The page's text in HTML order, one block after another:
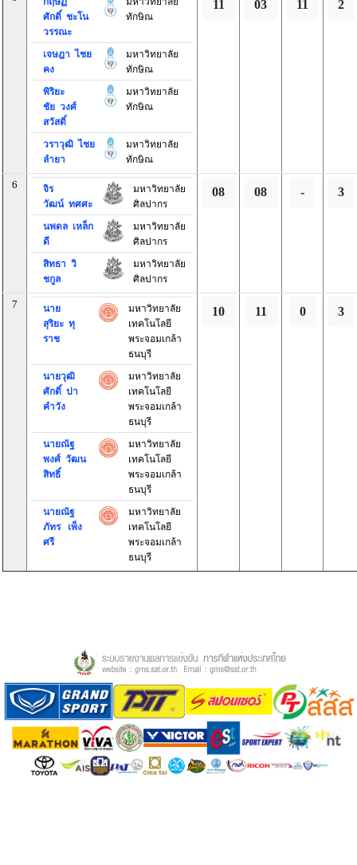
ศักดิ์ ชะโน
วรรณะ
ทักษิณ
เจษฎา ไชย
คง
มหาวิทยาลัย
ทักษิณ
พิริยะ
ชัย วงศ์
สวัสดิ์
มหาวิทยาลัย
ทักษิณ
วราวุฒิ ไชย
ลำยา
มหาวิทยาลัย
ทักษิณ
11 03 11 2
6
จิร
วัฒน์ ทศศะ
มหาวิทยาลัย
ศิลปากร
นพดล เหล็ก
ดี
มหาวิทยาลัย
ศิลปากร
สิทธา วิ
ชกูล
มหาวิทยาลัย
ศิลปากร
08 08 - 3
7
นาย
สุริยะ ทุ
ราช
มหาวิทยาลัย
เทคโนโลยี
พระจอมเกล้า
ธนบุรี
นายวุฒิ
ศักดิ์ ปา
คำวัง
มหาวิทยาลัย
เทคโนโลยี
พระจอมเกล้า
ธนบุรี
นายณัฐ
พงศ์ วัฒน
สิทธิ์
มหาวิทยาลัย
เทคโนโลยี
พระจอมเกล้า
ธนบุรี
นายณัฐ
ภัทร เพ็ง
ศรี
มหาวิทยาลัย
เทคโนโลยี
พระจอมเกล้า
ธนบุรี
10 11 0 3